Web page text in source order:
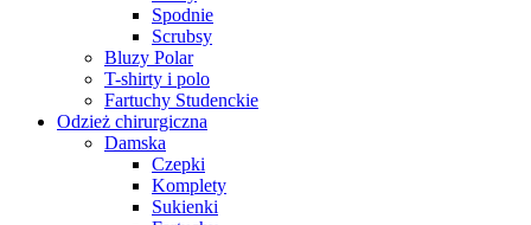
Spodnie
Scrubsy
Bluzy Polar
T-shirty i polo
Fartuchy Studenckie
Odzież chirurgiczna
Damska
Czepki
Komplety
Sukienki